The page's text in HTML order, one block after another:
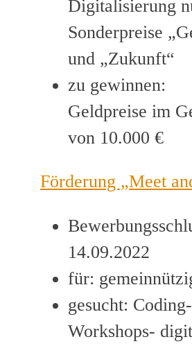
Digitalisierung
Sonderpreise
und „Zukunft“
zu gewinnen:
Geldpreise im
von 10.000 €
Förderung „Meet
14.09.2022
für:
gesucht: Coding-
Workshops-